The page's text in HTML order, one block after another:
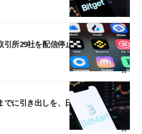
所29社を配信停止──OKXやバイビ
に引き出しを、日本人利用者も対